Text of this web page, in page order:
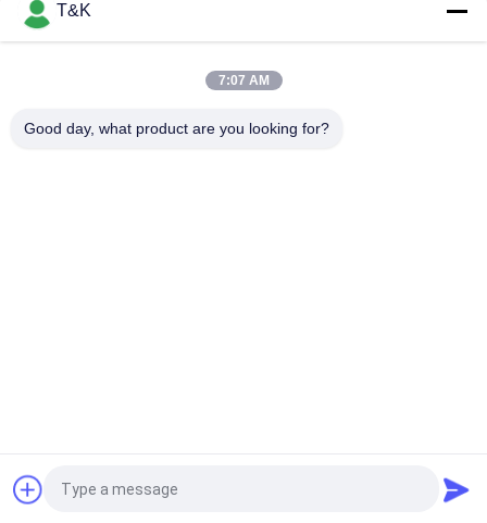
Spritzen PET ISO9001 Reißverschluss-Schieber-
Abziehvorrichtung
Bunte Einspritzung Gummi-TPU ODM Reißverschluss-
Fordern Sie ein Angebot
T&K
7:07 AM
Good day, what product are you looking for?